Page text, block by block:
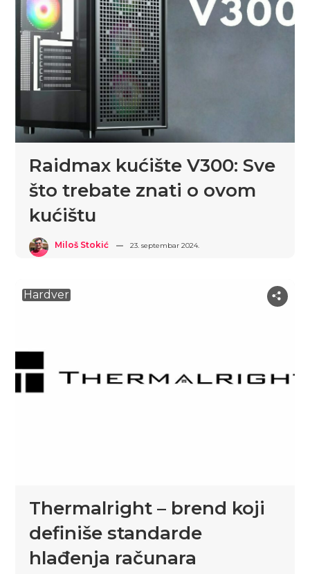
Raidmax kućište V300: Sve
što trebate znati o ovom
kućištu
Miloš Stokić 23. septembar 2024.
Hardver
Thermalright – brend koji
definiše standarde
hlađenja računara